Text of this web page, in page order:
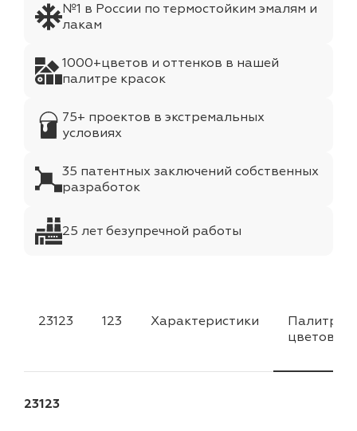
№1 в России по термостойким эмалям и
лакам
1000+цветов и оттенков в нашей
палитре красок
75+ проектов в экстремальных
условиях
35 патентных заключений собственных
разработок
25 лет безупречной работы
23123 123 Характеристики
Палитра
цветов
23123